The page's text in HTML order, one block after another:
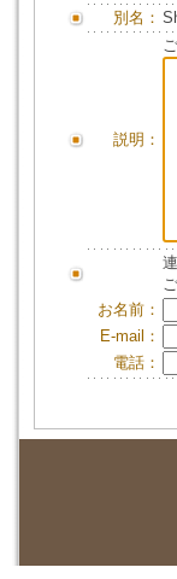
別名：
説明：
お名前：
E-mail：
電話：